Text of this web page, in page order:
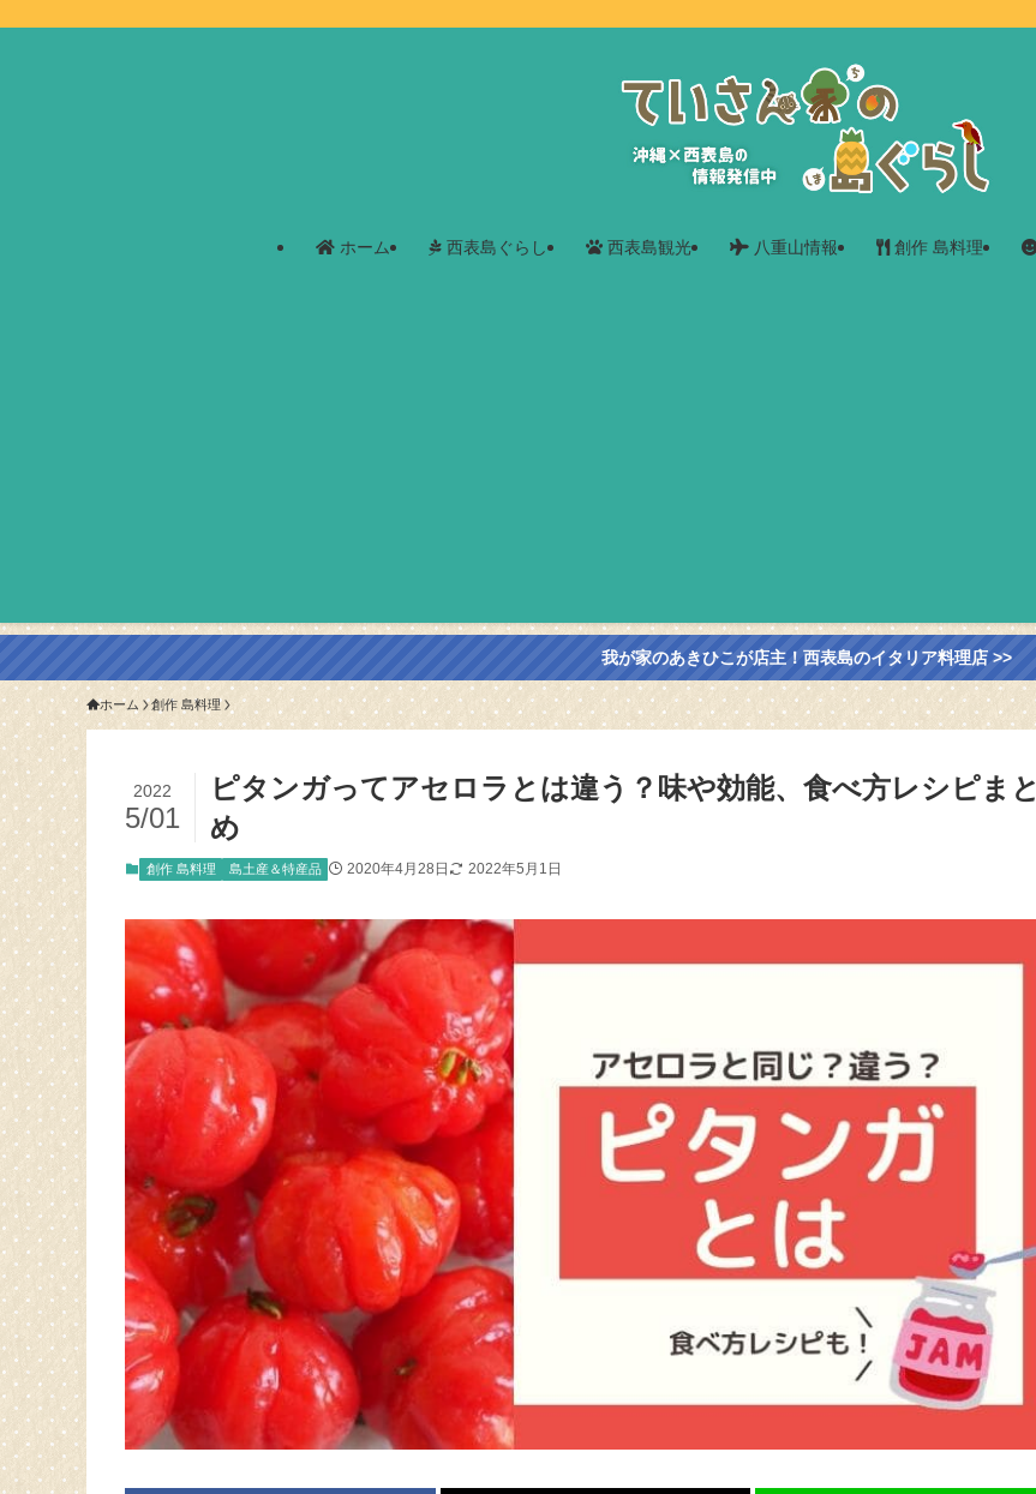
ホーム 西表島ぐらし 西表島観光 八重山情報 創作 島料理
我が家のあきひこが店主！西表島のイタリア料理店 >>
ホーム 創作 島料理
ピタンガってアセロラとは違う？味や効能、食べ方レシピまと
め
2022
5/01
創作 島料理 島土産＆特産品 2020年4月28日 2022年5月1日